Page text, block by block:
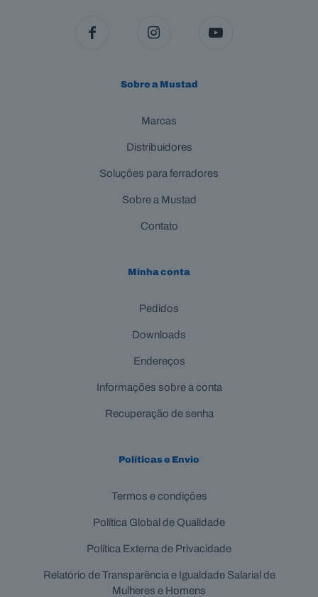
Sobre a Mustad
Marcas
Distribuidores
Soluções para ferradores
Sobre a Mustad
Contato
Minha conta
Pedidos
Downloads
Endereços
Informações sobre a conta
Recuperação de senha
Políticas e Envio
Termos e condições
Política Global de Qualidade
Política Externa de Privacidade
Relatório de Transparência e Igualdade Salarial de
Mulheres e Homens